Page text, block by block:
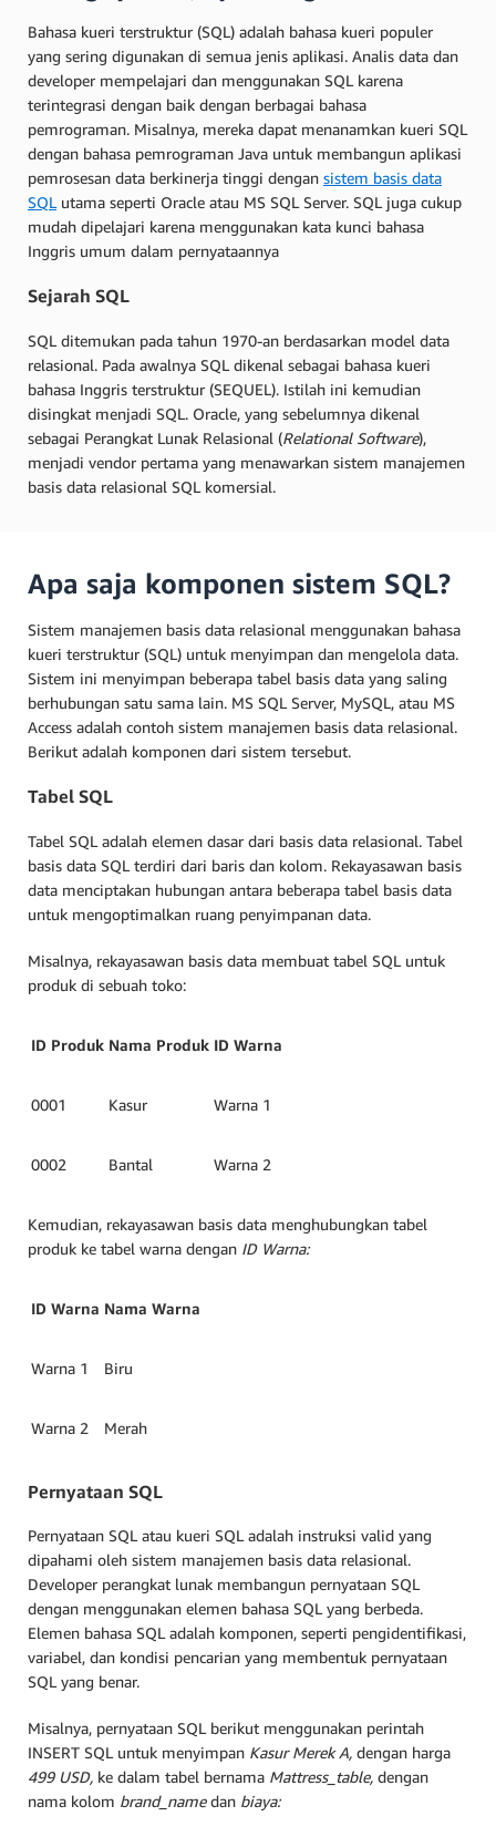
Bahasa kueri terstruktur (SQL) adalah bahasa kueri populer
yang sering digunakan di semua jenis aplikasi. Analis data dan
developer mempelajari dan menggunakan SQL karena
terintegrasi dengan baik dengan berbagai bahasa
pemrograman. Misalnya, mereka dapat menanamkan kueri SQL
dengan bahasa pemrograman Java untuk membangun aplikasi
pemrosesan data berkinerja tinggi dengan sistem basis data
SQL utama seperti Oracle atau MS SQL Server. SQL juga cukup
mudah dipelajari karena menggunakan kata kunci bahasa
Inggris umum dalam pernyataannya
Sejarah SQL
SQL ditemukan pada tahun 1970-an berdasarkan model data
relasional. Pada awalnya SQL dikenal sebagai bahasa kueri
bahasa Inggris terstruktur (SEQUEL). Istilah ini kemudian
disingkat menjadi SQL. Oracle, yang sebelumnya dikenal
sebagai Perangkat Lunak Relasional (Relational Software),
menjadi vendor pertama yang menawarkan sistem manajemen
basis data relasional SQL komersial.
Apa saja komponen sistem SQL?
Sistem manajemen basis data relasional menggunakan bahasa
kueri terstruktur (SQL) untuk menyimpan dan mengelola data.
Sistem ini menyimpan beberapa tabel basis data yang saling
berhubungan satu sama lain. MS SQL Server, MySQL, atau MS
Access adalah contoh sistem manajemen basis data relasional.
Berikut adalah komponen dari sistem tersebut.
Tabel SQL
Tabel SQL adalah elemen dasar dari basis data relasional. Tabel
basis data SQL terdiri dari baris dan kolom. Rekayasawan basis
data menciptakan hubungan antara beberapa tabel basis data
untuk mengoptimalkan ruang penyimpanan data.
Misalnya, rekayasawan basis data membuat tabel SQL untuk
produk di sebuah toko:
ID Produk Nama Produk ID Warna
0001 Kasur Warna 1
0002 Bantal Warna 2
Kemudian, rekayasawan basis data menghubungkan tabel
produk ke tabel warna dengan ID Warna:
ID Warna Nama Warna
Warna 1 Biru
Warna 2 Merah
Pernyataan SQL
Pernyataan SQL atau kueri SQL adalah instruksi valid yang
dipahami oleh sistem manajemen basis data relasional.
Developer perangkat lunak membangun pernyataan SQL
dengan menggunakan elemen bahasa SQL yang berbeda.
Elemen bahasa SQL adalah komponen, seperti pengidentifikasi,
variabel, dan kondisi pencarian yang membentuk pernyataan
SQL yang benar.
Misalnya, pernyataan SQL berikut menggunakan perintah
INSERT SQL untuk menyimpan Kasur Merek A, dengan harga
499 USD, ke dalam tabel bernama Mattress_table, dengan
nama kolom brand_namedan biaya: